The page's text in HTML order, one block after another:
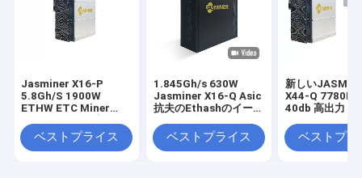
Jasminer X16-P
5.8Gh/S 1900W
ETHW ETC Miner
ープット パワー サーバ
ー
ベストプライス
1.845Gh/s 630W
Jasminer X16-Q Asic
抗夫のEthashのイーサ
ーン抗夫
ベストプライス
新しい
X44-Q 7780M
40db 高出力 静
ベストプラ